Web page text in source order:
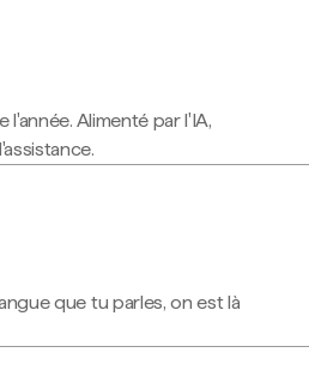
Alimenté par l'IA,
que tu parles, on est là